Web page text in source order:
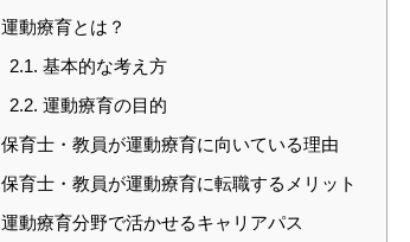
運動療育とは？
2.1. 基本的な考え方
2.2. 運動療育の目的
保育士・教員が運動療育に向いている理由
保育士・教員が運動療育に転職するメリット
運動療育分野で活かせるキャリアパス